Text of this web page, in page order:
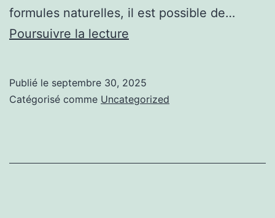
formules naturelles, il est possible de…
Poursuivre la lecture
Publié le septembre 30, 2025
Catégorisé comme Uncategorized